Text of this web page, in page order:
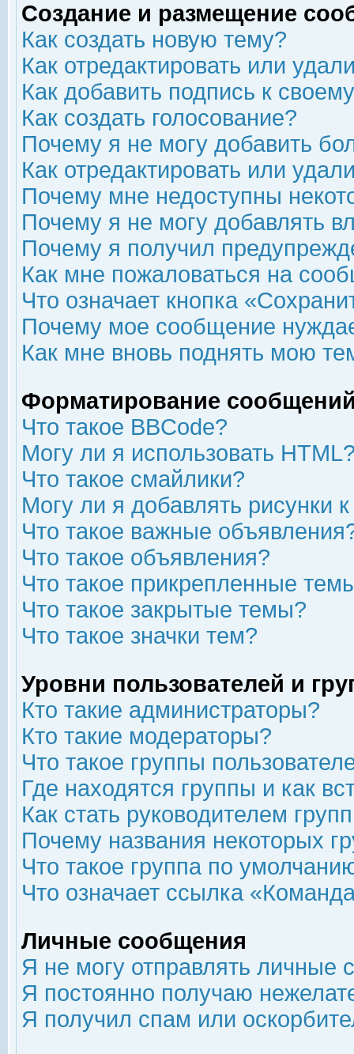
Создание и размещение
Как создать новую тему?
Как отредактировать или
Как добавить подпись к
Как создать голосование?
Почему я не могу добавить
Как отредактировать или
Почему мне недоступны
Почему я не могу добавлять
Почему я получил
Как мне пожаловаться на
Что означает кнопка
Почему мое сообщение
Как мне вновь поднять мою
Форматирование
Что такое BBCode?
Могу ли я использовать
Что такое смайлики?
Могу ли я добавлять рисунки
Что такое важные
Что такое объявления?
Что такое прикрепленные
Что такое закрытые темы?
Что такое значки тем?
Уровни пользователей и
Кто такие администраторы?
Кто такие модераторы?
Что такое группы
Где находятся группы и как
Как стать руководителем
Почему названия некоторых
Что такое группа по
Что означает ссылка
Личные сообщения
Я не могу отправлять личные
Я постоянно получаю
Я получил спам или